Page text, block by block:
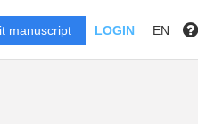
manuscript LOGIN EN